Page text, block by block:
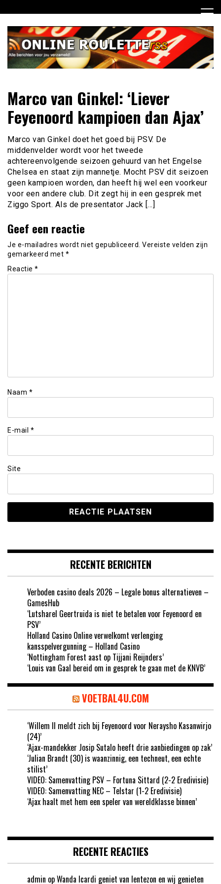
naar
inhoud
Online Roulette RSS
verzameld
Marco van Ginkel: ‘Liever
Feyenoord kampioen dan Ajax’
Marco van Ginkel doet het goed bij PSV. De
middenvelder wordt voor het tweede
achtereenvolgende seizoen gehuurd van het Engelse
Chelsea en staat zijn mannetje. Mocht PSV dit seizoen
geen kampioen worden, dan heeft hij wel een voorkeur
voor een andere club. Dit zegt hij in een gesprek met
Ziggo Sport. Als de presentator Jack […]
Geef een reactie
Je e-mailadres wordt niet gepubliceerd. Vereiste velden zijn
gemarkeerd met *
Reactie *
Naam *
E-mail *
Site
RECENTE BERICHTEN
Verboden casino deals 2026 – Legale bonus alternatieven –
GamesHub
‘Lutsharel Geertruida is niet te betalen voor Feyenoord en
PSV’
Holland Casino Online verwelkomt verlenging
kansspelvergunning – Holland Casino
‘Nottingham Forest aast op Tijjani Reijnders’
‘Louis van Gaal bereid om in gesprek te gaan met de KNVB’
VOETBAL4U.COM
‘Willem II meldt zich bij Feyenoord voor Neraysho Kasanwirjo
(24)’
‘Ajax-mandekker Josip Sutalo heeft drie aanbiedingen op zak’
‘Julian Brandt (30) is waanzinnig, een techneut, een echte
stilist’
VIDEO: Samenvatting PSV – Fortuna Sittard (2-2 Eredivisie)
VIDEO: Samenvatting NEC – Telstar (1-2 Eredivisie)
‘Ajax haalt met hem een speler van wereldklasse binnen’
RECENTE REACTIES
admin opWanda Icardi geniet van lentezon en wij genieten